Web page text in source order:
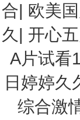
合| 欧美
久 | 开心
A片试看
日婷婷久
综合激